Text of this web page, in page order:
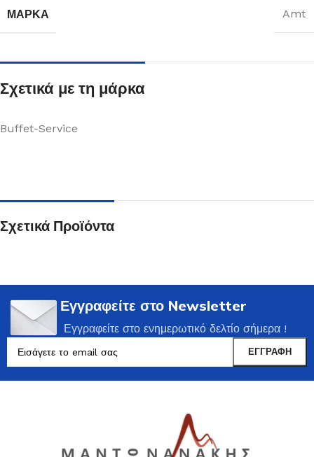
ΜΆΡΚΑ Amt
Σχετικά με τη μάρκα
Buffet-Service
Σχετικά Προϊόντα
Εγγραφείτε στο Newsletter
Εγγραφείτε στο ενημερωτικό δελτίο σήμερα !